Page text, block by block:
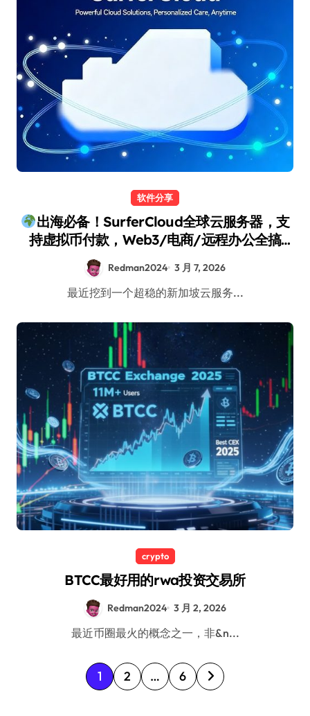
软件分享
出海必备！SurferCloud全球云服务器，支
持虚拟币付款，Web3/电商/远程办公全搞
Redman2024 3 月 7, 2026
最近挖到一个超稳的新加坡云服务...
crypto
BTCC最好用的rwa投资交易所
Redman2024 3 月 2, 2026
最近币圈最火的概念之一，非&n...
文
章
1 2 … 6